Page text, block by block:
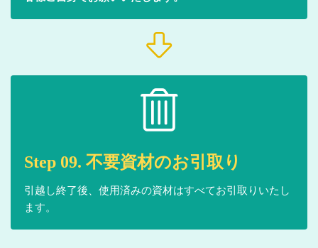
Step 09. 不要資材のお引取り
引越し終了後、使用済みの資材はすべてお引取りいたし
ます。